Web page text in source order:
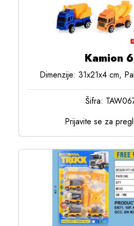
Kamion
Dimenzije: 31x21x4 cm,
Šifra:
Prijavite se za